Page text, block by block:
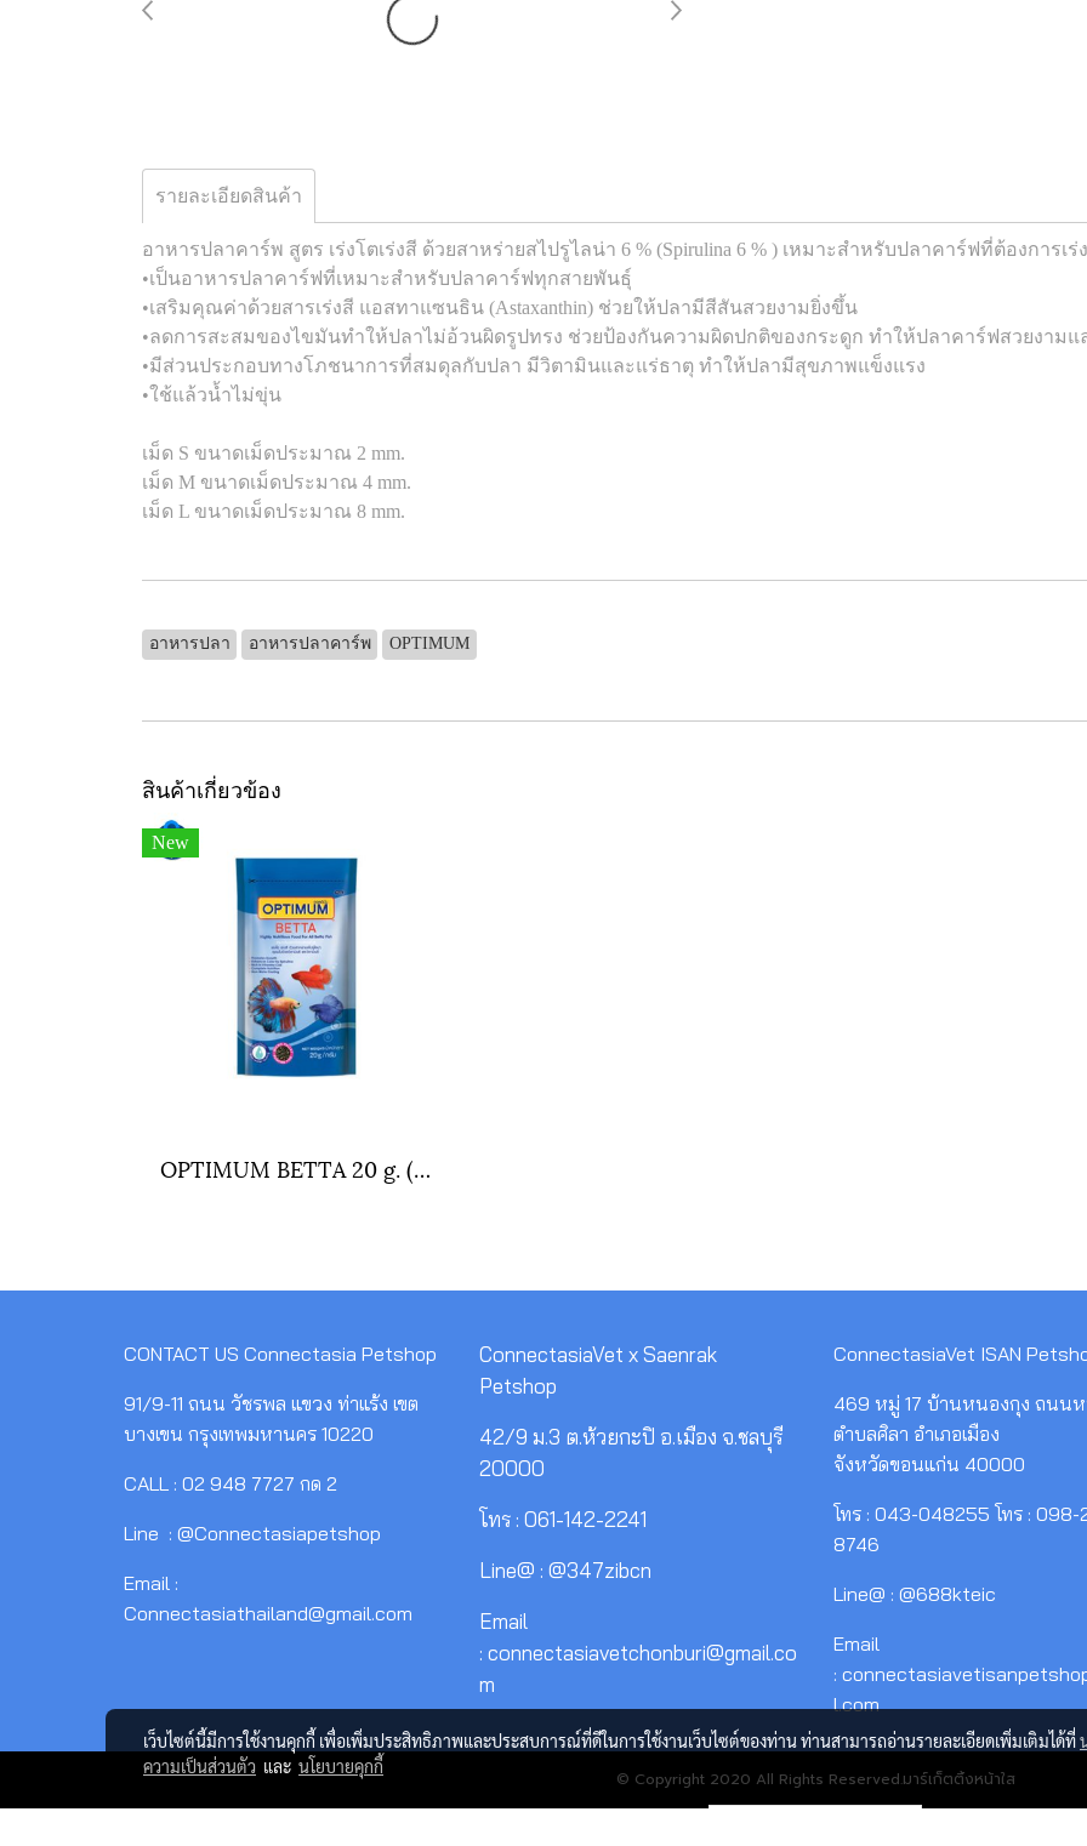
รายละเอียดสินค้า
อาหารปลาคาร์พ สูตร เร่งโตเร่งสี ด้วยสาหร่ายสไปรูไลน่า 6 % (Spirulina 6 % ) เหมาะสำหรับปลาคาร์ฟที่ต้องการเ
•เป็นอาหารปลาคาร์ฟที่เหมาะสำหรับปลาคาร์ฟทุกสายพันธุ์
•เสริมคุณค่าด้วยสารเร่งสี แอสทาแซนธิน (Astaxanthin) ช่วยให้ปลามีสีสันสวยงามยิ่งขึ้น
•ลดการสะสมของไขมันทำให้ปลาไม่อ้วนผิดรูปทรง ช่วยป้องกันความผิดปกติของกระดูก ทำให้ปลาคาร์ฟสวยงามแ
•มีส่วนประกอบทางโภชนาการที่สมดุลกับปลา มีวิตามินและแร่ธาตุ ทำให้ปลามีสุขภาพแข็งแรง
•ใช้แล้วน้ำไม่ขุ่น
เม็ด S ขนาดเม็ดประมาณ 2 mm.
เม็ด M ขนาดเม็ดประมาณ 4 mm.
เม็ด L ขนาดเม็ดประมาณ 8 mm.
อาหารปลา อาหารปลาคาร์พ OPTIMUM
สินค้าเกี่ยวข้อง
New
OPTIMUM BETTA 20 g. (อาหารปลากัด สูตรเร่งสี เร่งโต ใช้แล้วน้ำไม่ขุ่น)
CONTACT US Connectasia Petshop
91/9-11 ถนน วัชรพล แขวง ท่าแร้ง เขต
บางเขน กรุงเทพมหานคร 10220
CALL : 02 948 7727 กด 2
Line : @Connectasiapetshop
Email :
Connectasiathailand@gmail.com
ConnectasiaVet x Saenrak
Petshop
42/9 ม.3 ต.ห้วยกะปิ อ.เมือง จ.ชลบุรี
20000
โทร : 061-142-2241
Line@ : @347zibcn
Email
: connectasiavetchonburi@gmail.co
m
ConnectasiaVet ISAN
469 หมู่ 17 บ้านหนองกุง ถนน
ตำบลศิลา อำเภอเมือง
จังหวัดขอนแก่น 40000
โทร : 043-048255 โทร : 098-
8746
Line@ : @688kteic
Email
:
l.com
© Copyright 2020 All Rights Reserved.มาร์เก็ตติ้งหน้าใส
เว็บไซต์นี้มีการใช้งานคุกกี้ เพื่อเพิ่มประสิทธิภาพและประสบการณ์ที่ดีในการใช้งานเว็บไซต์ของท่าน ท่านสามารถอ่านรายละเอียดเพิ่มเติมได้ที่
ความเป็นส่วนตัว และ นโยบายคุกกี้